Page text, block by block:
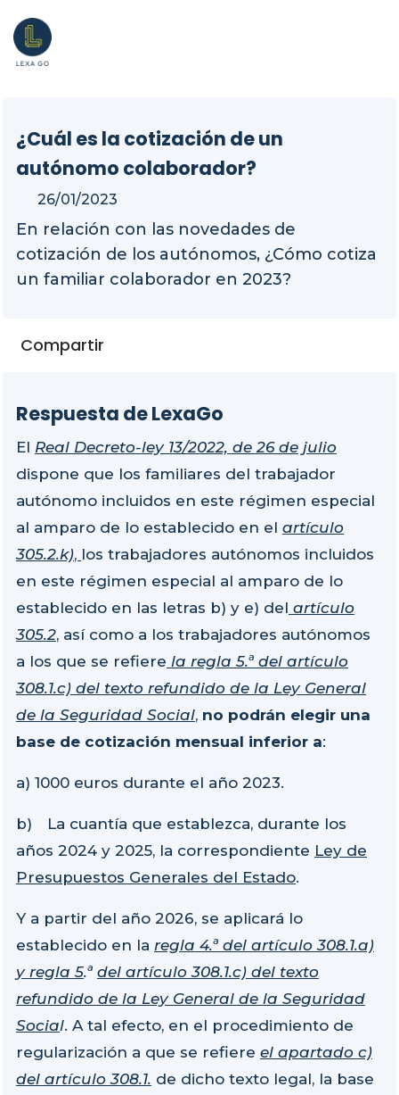
¿Cuál es la cotización de un
autónomo colaborador?
26/01/2023
En relación con las novedades de
cotización de los autónomos, ¿Cómo cotiza
un familiar colaborador en 2023?
Compartir
Respuesta de LexaGo
El Real Decreto-ley 13/2022, de 26 de julio
dispone que los familiares del trabajador
autónomo incluidos en este régimen especial
al amparo de lo establecido en el artículo
305.2.k), los trabajadores autónomos incluidos
en este régimen especial al amparo de lo
establecido en las letras b) y e) del artículo
305.2, así como a los trabajadores autónomos
a los que se refiere la regla 5.ª del artículo
308.1.c) del texto refundido de la Ley General
de la Seguridad Social, no podrán elegir una
base de cotización mensual inferior a:
a) 1000 euros durante el año 2023.
b) La cuantía que establezca, durante los
años 2024 y 2025, la correspondiente Ley de
Presupuestos Generales del Estado.
Y a partir del año 2026, se aplicará lo
establecido en la regla 4.ª del artículo 308.1.a)
y regla 5.ª del artículo 308.1.c) del texto
refundido de la Ley General de la Seguridad
Social. A tal efecto, en el procedimiento de
regularización a que se refiere el apartado c)
del artículo 308.1. de dicho texto legal, la base